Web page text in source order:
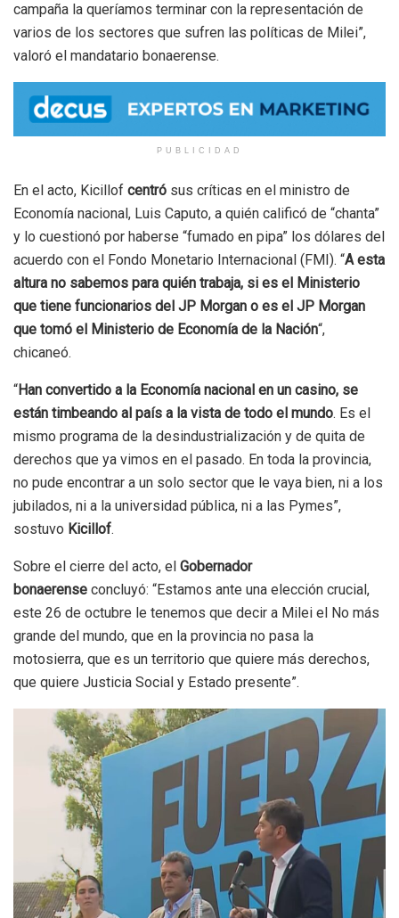
campaña la queríamos terminar con la representación de
varios de los sectores que sufren las políticas de Milei”,
valoró el mandatario bonaerense.
PUBLICIDAD
En el acto, Kicillof centró sus críticas en el ministro de
Economía nacional, Luis Caputo, a quién calificó de “chanta”
y lo cuestionó por haberse “fumado en pipa” los dólares del
acuerdo con el Fondo Monetario Internacional (FMI). “A esta
altura no sabemos para quién trabaja, si es el Ministerio
que tiene funcionarios del JP Morgan o es el JP Morgan
que tomó el Ministerio de Economía de la Nación“,
chicaneó.
“Han convertido a la Economía nacional en un casino, se
están timbeando al país a la vista de todo el mundo. Es el
mismo programa de la desindustrialización y de quita de
derechos que ya vimos en el pasado. En toda la provincia,
no pude encontrar a un solo sector que le vaya bien, ni a los
jubilados, ni a la universidad pública, ni a las Pymes”,
sostuvo Kicillof.
Sobre el cierre del acto, el Gobernador
bonaerense concluyó: “Estamos ante una elección crucial,
este 26 de octubre le tenemos que decir a Milei el No más
grande del mundo, que en la provincia no pasa la
motosierra, que es un territorio que quiere más derechos,
que quiere Justicia Social y Estado presente”.